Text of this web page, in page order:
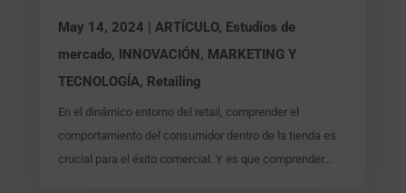
May 14, 2024 | ARTÍCULO, Estudios de
mercado, INNOVACIÓN, MARKETING Y
TECNOLOGÍA, Retailing
En el dinámico entorno del retail, comprender el
comportamiento del consumidor dentro de la tienda es
crucial para el éxito comercial. Y es que comprender...